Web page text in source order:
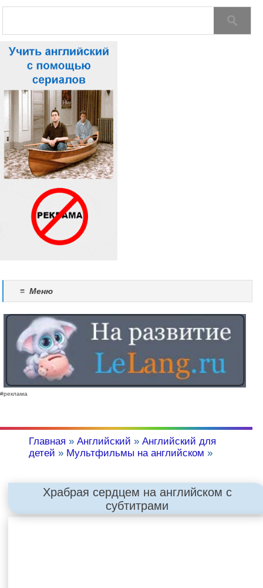
≡ Меню
#реклама
Главная »Английский »Английский для
детей » Мультфильмы на английском »
Храбрая сердцем на английском с
субтитрами